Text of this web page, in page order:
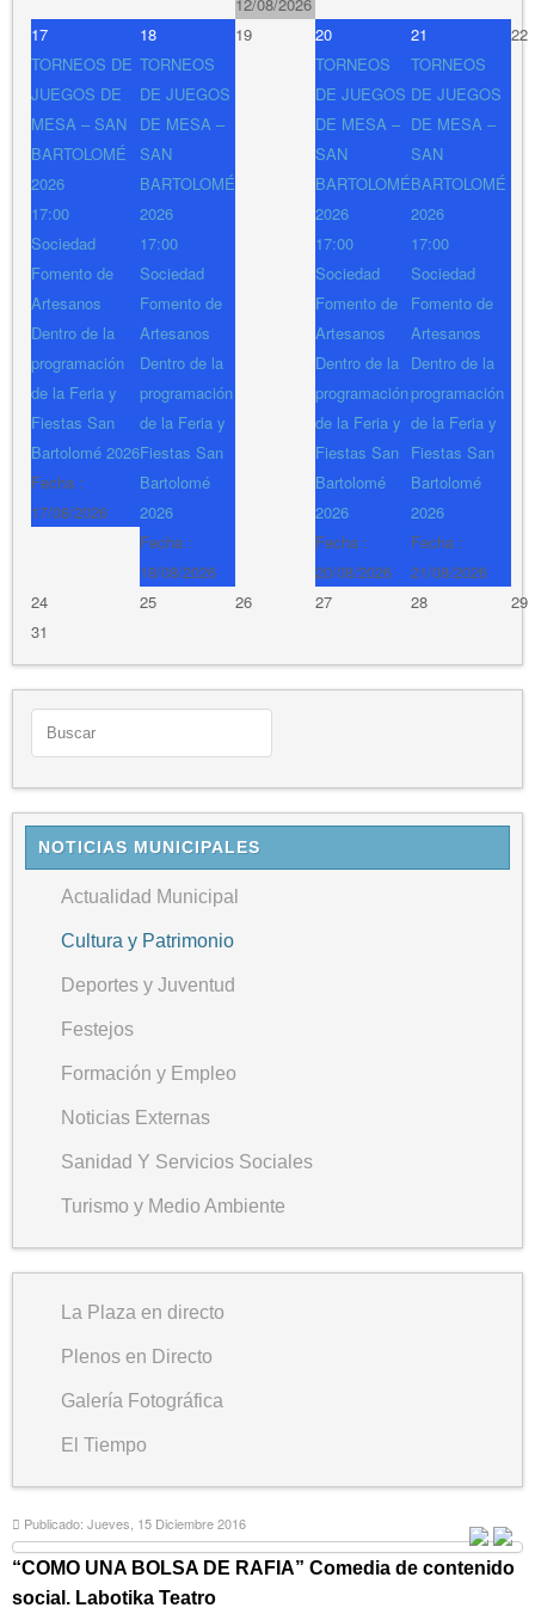
17
TORNEOS DE
JUEGOS DE
MESA – SAN
BARTOLOMÉ
2026
17:00
Sociedad
Fomento de
Artesanos
Dentro de la
programación
de la Feria y
Fiestas San
Bartolomé 2026
Fecha :
17/08/2026
18
TORNEOS
DE JUEGOS
DE MESA –
SAN
BARTOLOMÉ
2026
17:00
Sociedad
Fomento de
Artesanos
Dentro de la
programación
de la Feria y
Fiestas San
Bartolomé
2026
Fecha :
18/08/2026
19
20
TORNEOS
DE JUEGOS
DE MESA –
SAN
BARTOLOMÉ
2026
17:00
Sociedad
Fomento de
Artesanos
Dentro de la
programación
de la Feria y
Fiestas San
Bartolomé
2026
Fecha :
20/08/2026
21
TORNEOS
DE JUEGOS
DE MESA –
SAN
BARTOLOMÉ
2026
17:00
Sociedad
Fomento de
Artesanos
Dentro de la
programación
de la Feria y
Fiestas San
Bartolomé
2026
Fecha :
21/08/2026
22
24 25 26 27 28
29
31
NOTICIAS MUNICIPALES
Actualidad Municipal
Cultura y Patrimonio
Deportes y Juventud
Festejos
Formación y Empleo
Noticias Externas
Sanidad Y Servicios Sociales
Turismo y Medio Ambiente
La Plaza en directo
Plenos en Directo
Galería Fotográfica
El Tiempo
Publicado: Jueves, 15 Diciembre 2016
“COMO UNA BOLSA DE RAFIA” Comedia de contenido
social. Labotika Teatro